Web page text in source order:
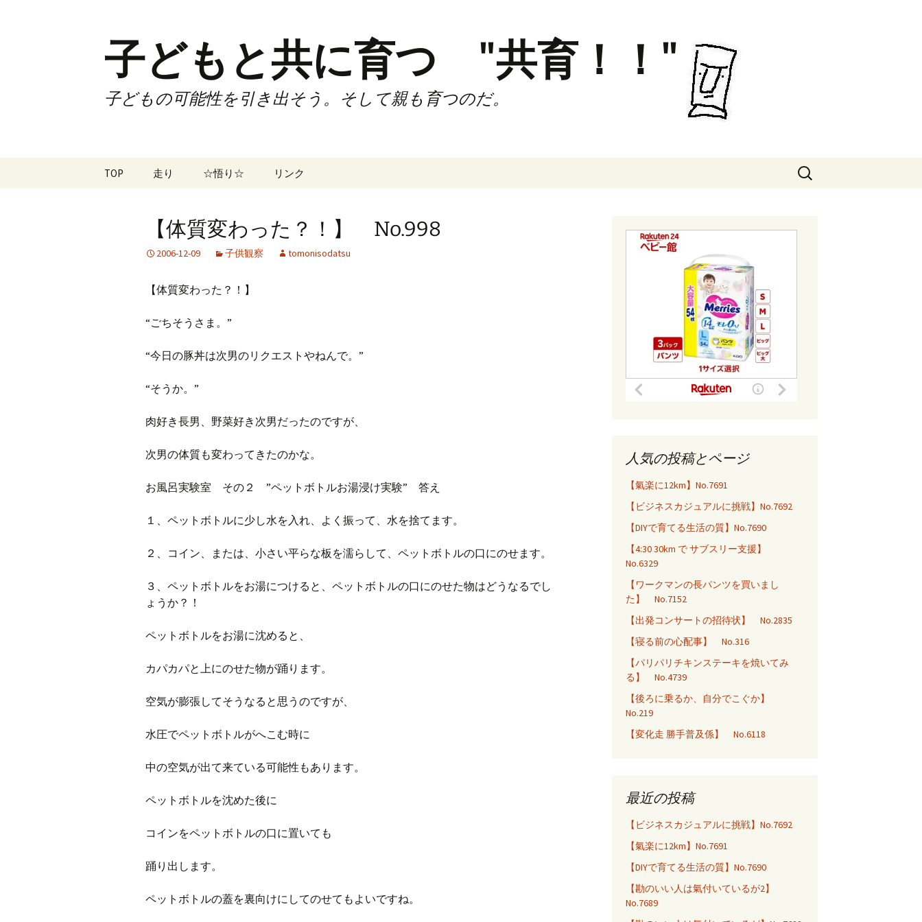
子どもと共に育つ "共育！！"
子どもの可能性を引き出そう。そして親も育つのだ。
TOP 走り
試合
☆悟り☆ リンク
旧ブログ(楽天日誌)
検
索:
【体質変わった？！】 No.998
2006-12-09 子供観察 tomonisodatsu
【体質変わった？！】
“ごちそうさま。”
“今日の豚丼は次男のリクエストやねんで。”
“そうか。”
肉好き長男、野菜好き次男だったのですが、
次男の体質も変わってきたのかな。
お風呂実験室 その２ ”ペットボトルお湯浸け実験” 答え
１、ペットボトルに少し水を入れ、よく振って、水を捨てます。
２、コイン、または、小さい平らな板を濡らして、ペットボトルの口にのせます。
３、ペットボトルをお湯につけると、ペットボトルの口にのせた物はどうなるでし
ょうか？！
ペットボトルをお湯に沈めると、
カパカパと上にのせた物が踊ります。
空気が膨張してそうなると思うのですが、
水圧でペットボトルがへこむ時に
中の空気が出て来ている可能性もあります。
ペットボトルを沈めた後に
コインをペットボトルの口に置いても
踊り出します。
ペットボトルの蓋を裏向けにしてのせてもよいですね。
人気の投稿とページ
【氣楽に12km】No.7691
【ビジネスカジュアルに挑戦】No.7692
【DIYで育てる生活の質】No.7690
【4:30 30km で サブスリー支援】
No.6329
【ワークマンの長パンツを買いまし
た】 No.7152
【出発コンサートの招待状】 No.2835
【寝る前の心配事】 No.316
【パリパリチキンステーキを焼いてみ
る】 No.4739
【後ろに乗るか、自分でこぐか】
No.219
【変化走 勝手普及係】 No.6118
最近の投稿
【ビジネスカジュアルに挑戦】No.7692
【氣楽に12km】No.7691
【DIYで育てる生活の質】No.7690
【勘のいい人は氣付いているが2】
No.7689